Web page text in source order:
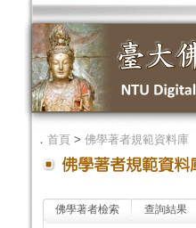
． 首頁> 佛學著者規範資料庫
佛學著者檢索 查詢結果